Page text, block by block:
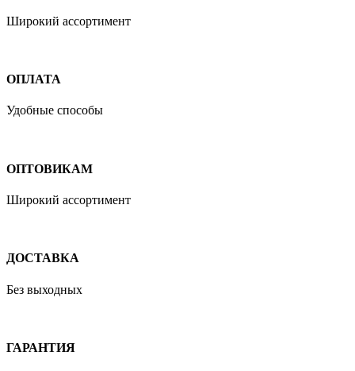
Широкий ассортимент
ОПЛАТА
Удобные способы
ОПТОВИКАМ
Широкий ассортимент
ДОСТАВКА
Без выходных
ГАРАНТИЯ